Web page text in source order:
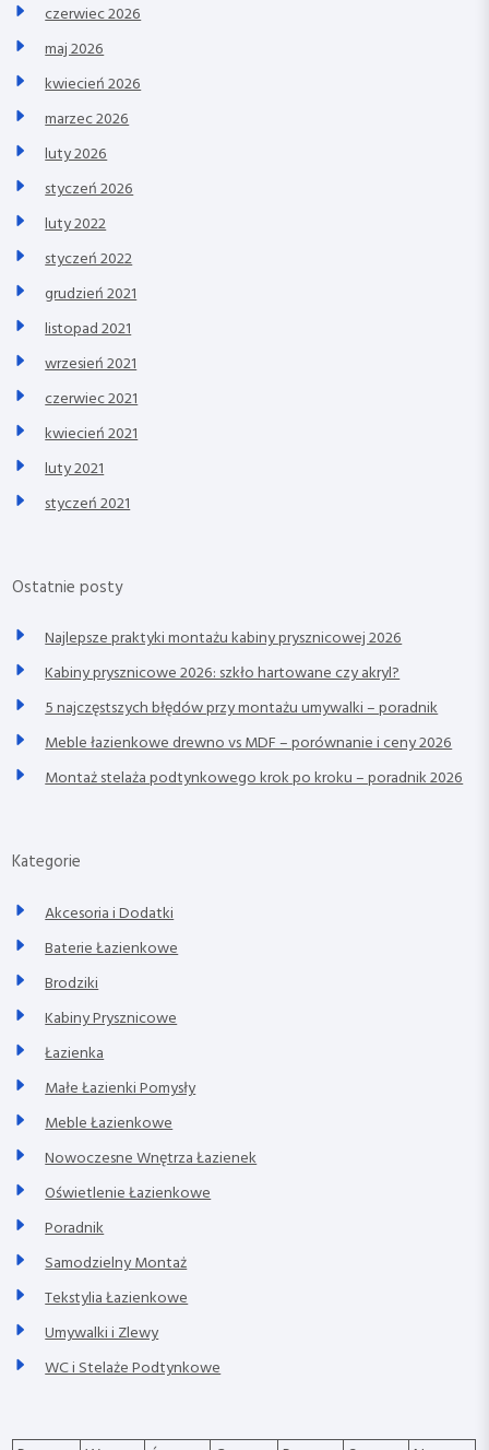
czerwiec 2026
maj 2026
kwiecień 2026
marzec 2026
luty 2026
styczeń 2026
luty 2022
styczeń 2022
grudzień 2021
listopad 2021
wrzesień 2021
czerwiec 2021
kwiecień 2021
luty 2021
styczeń 2021
Ostatnie posty
Najlepsze praktyki montażu kabiny prysznicowej 2026
Kabiny prysznicowe 2026: szkło hartowane czy akryl?
5 najczęstszych błędów przy montażu umywalki – poradnik
Meble łazienkowe drewno vs MDF – porównanie i ceny 2026
Montaż stelaża podtynkowego krok po kroku – poradnik 2026
Kategorie
Akcesoria i Dodatki
Baterie Łazienkowe
Brodziki
Kabiny Prysznicowe
Łazienka
Małe Łazienki Pomysły
Meble Łazienkowe
Nowoczesne Wnętrza Łazienek
Oświetlenie Łazienkowe
Poradnik
Samodzielny Montaż
Tekstylia Łazienkowe
Umywalki i Zlewy
WC i Stelaże Podtynkowe